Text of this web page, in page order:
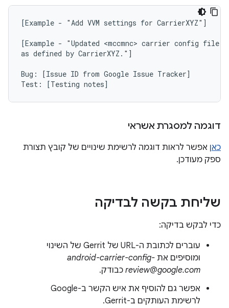
[Example - "Add VVM settings for CarrierXYZ"]
[Example - "Updated <mccmnc> carrier config file
as defined by CarrierXYZ."]
Bug: [Issue ID from Google Issue Tracker]
דוגמה למסגרת אשראי
כאן אפשר לראות דוגמה לרשימת שינויים של קובץ תצורת
ספק מעודכן.
שליחת בקשה לבדיקה
כדי לבקש בדיקה:
עוברים לכתובת ה-URL של Gerrit של השינוי
ומוסיפים את android-carrier-config-
review@google.com כבודק.
אפשר גם להוסיף את איש הקשר ב-Google
לרשימת העותקים ב-Gerrit.